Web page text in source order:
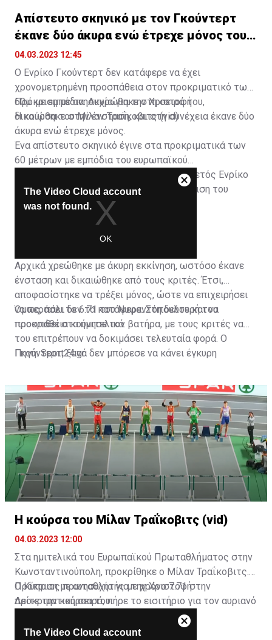
Απίστευτο σκηνικό με τον Γκούντερτ
έκανε δύο άκυρα ενώ έτρεχε μόνος του
(vid)
04.03.2023 12:45
Ο Ενρίκο Γκούντερτ δεν κατάφερε να έχει
χρονομετρημένη προσπάθεια στον προκριματικό των
60μ. με εμπόδια. Ακυρώθηκε στη σειρά του,
δικαιώθηκε στην ένσταση, και στη συνέχεια έκανε δύο
άκυρα ενώ έτρεχε μόνος.
Πρόκριση με ανησυχία για την Χριστοφή
Η κούρσα του Μίλαν Τραΐκοβιτς (vid)
Ένα απίστευτο σκηνικό έγινε στα προκριματικά των
60 μέτρων με εμπόδια του ευρωπαϊκού
πρωταθλήματος κλειστού στίβου. Ο Ελβετός Ενρίκο
Γκούντερτ, ο οποίος απείλησε την πρόκριση του
Νυφαντόπουλου, δεν κατάφερε να έχει
χρονομετρημένο χρόνο.
Αρχικά χρεώθηκε με άκυρη εκκίνηση, ωστόσο έκανε
ένσταση και δικαιώθηκε από τους κριτές. Έτσι,
αποφασίστηκε να τρέξει μόνος, ώστε να επιχειρήσει
να περάσει το 6.71 του Νυφαντόπουλου και να
προκριθεί στα ημιτελικά.
Όμως, πάλι δεν τα κατάφερε. Στη δεύτερή του
προσπάθεια κούνησε τον βατήρα, με τους κριτές να
του επιτρέπουν να δοκιμάσει τελευταία φορά. Ο
Γκούντερτ, ξανά δεν μπόρεσε να κάνει έγκυρη
Πηγή: Sport24.gr
Η κούρσα του Μίλαν Τραΐκοβιτς (vid)
04.03.2023 12:00
Στα ημιτελικά του Ευρωπαϊκού Πρωταθλήματος στην
Κωνσταντινούπολη, προκρίθηκε ο Μίλαν Τραΐκοβιτς.
Ο Κύπριος πρωταθλητής με χρόνο 7.71 στην
προκριματική σειρά, πήρε το εισιτήριο για τον αυριανό
Πρόκριση με ανησυχία για την Χριστοφή
Δείτε την κούρσα του: